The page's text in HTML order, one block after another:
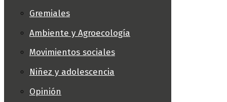
Gremiales
Ambiente y Agroecología
Movimientos sociales
Niñez y adolescencia
Opinión